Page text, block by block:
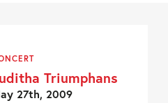
Triumphans
27th, 2009